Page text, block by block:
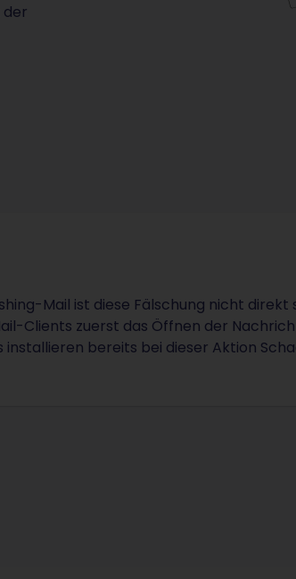
Mail ist diese Fälschung nicht direkt
Clients zuerst das Öffnen der
bereits bei dieser Aktion